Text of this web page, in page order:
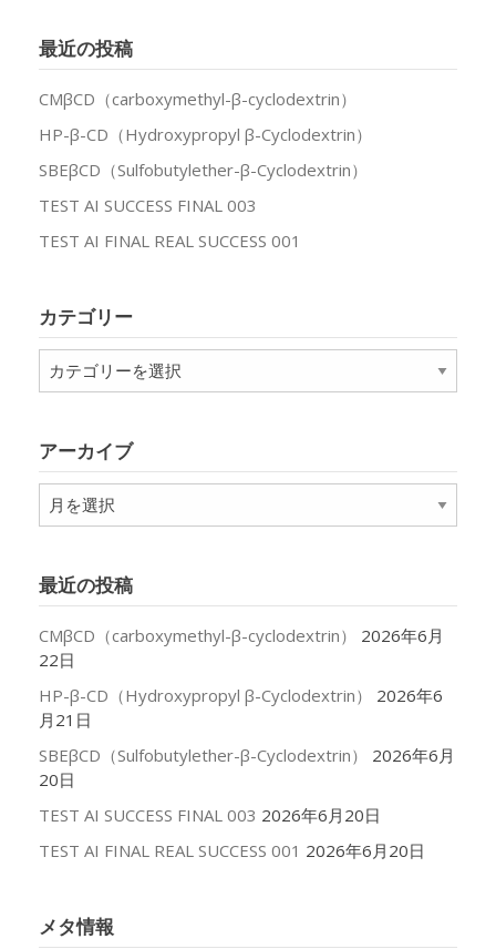
最近の投稿
CMβCD（carboxymethyl-β-cyclodextrin）
HP-β-CD（Hydroxypropyl β-Cyclodextrin）
SBEβCD（Sulfobutylether-β-Cyclodextrin）
TEST AI SUCCESS FINAL 003
TEST AI FINAL REAL SUCCESS 001
カテゴリー
テ
ー
アーカイブ
ア
ー
ブ
最近の投稿
CMβCD（carboxymethyl-β-cyclodextrin）
2026年6月
22日
HP-β-CD（Hydroxypropyl β-Cyclodextrin）
2026年6
月21日
SBEβCD（Sulfobutylether-β-Cyclodextrin）
2026年6月
20日
TEST AI SUCCESS FINAL 003 2026年6月20日
TEST AI FINAL REAL SUCCESS 001 2026年6月20日
メタ情報